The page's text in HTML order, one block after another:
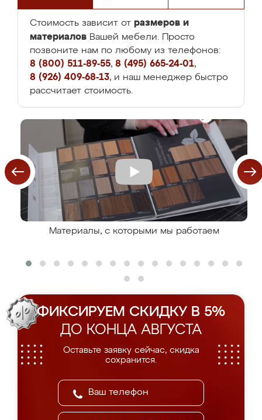
Стоимость зависит от размеров и
материалов Вашей мебели. Просто
позвоните нам по любому из телефонов:
8 (800) 511-89-55, 8 (495) 665-24-01,
8 (926) 409-68-13, и наш менеджер быстро
рассчитает стоимость.
Материалы, с которыми мы работаем
ФИКСИРУЕМ СКИДКУ В 5%
ДО КОНЦА АВГУСТА
Оставьте заявку сейчас, скидка
сохранится.